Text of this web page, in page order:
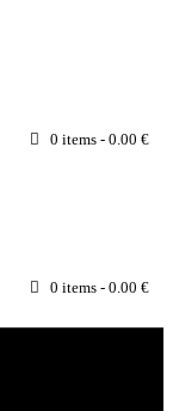
0 items - 0.00 €
0 items - 0.00 €